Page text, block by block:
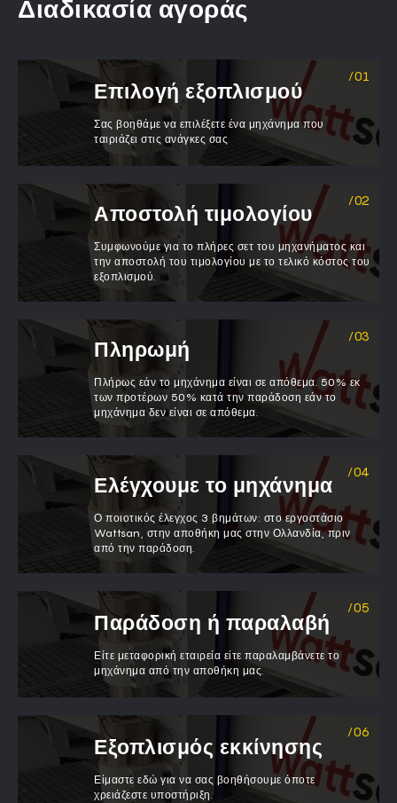
Διαδικασία αγοράς
Επιλογή εξοπλισμού
Σας βοηθάμε να επιλέξετε ένα μηχάνημα που
ταιριάζει στις ανάγκες σας
Αποστολή τιμολογίου
Συμφωνούμε για το πλήρες σετ του μηχανήματος και
την αποστολή του τιμολογίου με το τελικό κόστος του
εξοπλισμού.
Πληρωμή
Πλήρως εάν το μηχάνημα είναι σε απόθεμα. 50% εκ
των προτέρων 50% κατά την παράδοση εάν το
μηχάνημα δεν είναι σε απόθεμα.
Ελέγχουμε το μηχάνημα
Ο ποιοτικός έλεγχος 3 βημάτων: στο εργοστάσιο
Wattsan, στην αποθήκη μας στην Ολλανδία, πριν
από την παράδοση.
Παράδοση ή παραλαβή
Είτε μεταφορική εταιρεία είτε παραλαμβάνετε το
μηχάνημα από την αποθήκη μας.
Εξοπλισμός εκκίνησης
Είμαστε εδώ για να σας βοηθήσουμε όποτε
χρειάζεστε υποστήριξη.